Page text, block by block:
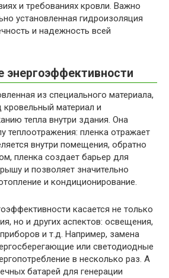
и требованиях кровли. Важно
установленная гидроизоляция
и надежность всей
энергоэффективности
из специального материала,
кровельный материал и
тепла внутри здания. Она
теплоотражения: пленка отражает
внутри помещения, обратно
пленка создает барьер для
и позволяет значительно
и кондиционирование.
касается не только
но и других аспектов: освещения,
и т.д. Например, замена
или светодиодные
в несколько раз. А
батарей для генерации